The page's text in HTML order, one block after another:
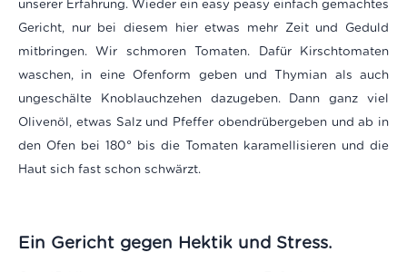
unserer Erfahrung. Wieder ein easy peasy einfach gemachtes
Gericht, nur bei diesem hier etwas mehr Zeit und Geduld
mitbringen. Wir schmoren Tomaten. Dafür Kirschtomaten
waschen, in eine Ofenform geben und Thymian als auch
ungeschälte Knoblauchzehen dazugeben. Dann ganz viel
Olivenöl, etwas Salz und Pfeffer obendrübergeben und ab in
den Ofen bei 180° bis die Tomaten karamellisieren und die
Haut sich fast schon schwärzt.
Ein Gericht gegen Hektik und Stress.